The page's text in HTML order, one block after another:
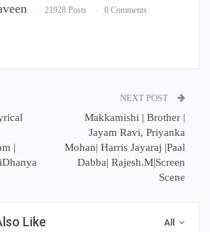
21928 Posts 0 Comments
|
NEXT POST
Makkamishi | Brother |
Jayam Ravi, Priyanka
Mohan| Harris Jayaraj |Paal
Dabba| Rajesh.M|Screen
Scene
All
Like